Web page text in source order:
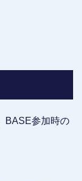
BASE参加時の